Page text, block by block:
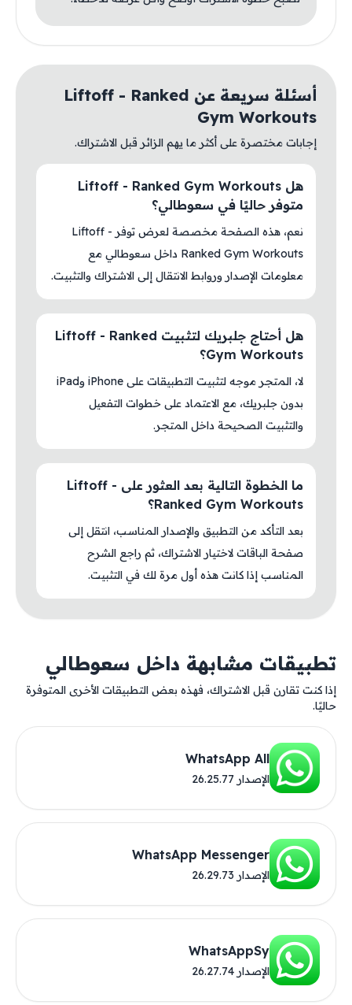
أسئلة سريعة عن Liftoff - Ranked
Gym Workouts
إجابات مختصرة على أكثر ما يهم الزائر قبل الاشتراك.
هل Liftoff - Ranked Gym Workouts
متوفر حاليًا في سعوطالي؟
نعم، هذه الصفحة مخصصة لعرض توفر Liftoff -
Ranked Gym Workouts داخل سعوطالي مع
معلومات الإصدار وروابط الانتقال إلى الاشتراك والتثبيت.
هل أحتاج جلبريك لتثبيت Liftoff - Ranked
Gym Workouts؟
لا، المتجر موجه لتثبيت التطبيقات على iPhone وiPad
بدون جلبريك، مع الاعتماد على خطوات التفعيل
والتثبيت الصحيحة داخل المتجر.
ما الخطوة التالية بعد العثور على Liftoff -
Ranked Gym Workouts؟
بعد التأكد من التطبيق والإصدار المناسب، انتقل إلى
صفحة الباقات لاختيار الاشتراك، ثم راجع الشرح
المناسب إذا كانت هذه أول مرة لك في التثبيت.
تطبيقات مشابهة داخل سعوطالي
إذا كنت تقارن قبل الاشتراك، فهذه بعض التطبيقات الأخرى المتوفرة
حاليًا.
WhatsApp All
الإصدار 26.25.77
WhatsApp Messenger
الإصدار 26.29.73
WhatsAppSy
الإصدار 26.27.74